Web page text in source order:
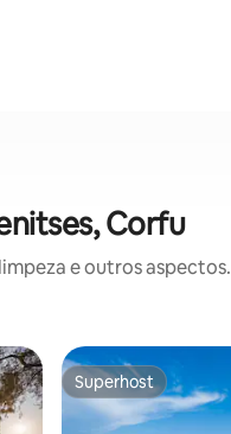
Corfu
e outros aspectos.
Superhost
Superhost